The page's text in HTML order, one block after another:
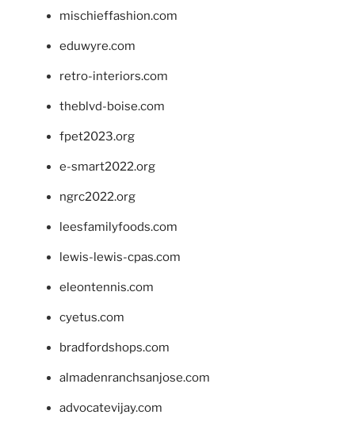
mischieffashion.com
eduwyre.com
retro-interiors.com
theblvd-boise.com
fpet2023.org
e-smart2022.org
ngrc2022.org
leesfamilyfoods.com
lewis-lewis-cpas.com
eleontennis.com
cyetus.com
bradfordshops.com
almadenranchsanjose.com
advocatevijay.com